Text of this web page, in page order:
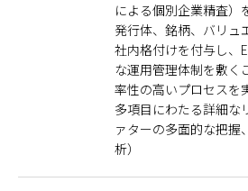
による個別企業精査）
発行体、銘柄、バリュ
社内格付けを付与し、
な運用管理体制を敷く
率性の高いプロセスを
多項目にわたる詳細な
ァターの多面的な把握
析）